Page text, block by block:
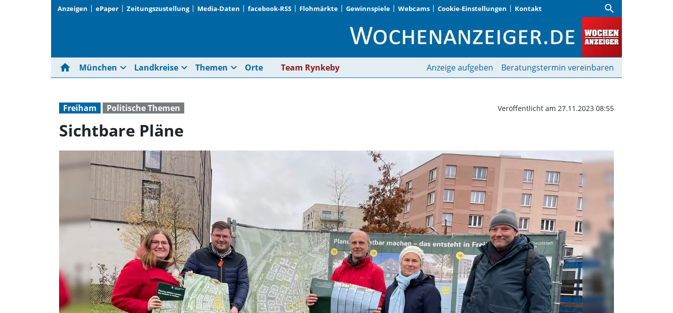
Anzeigen ePaper Zeitungszustellung Media-Daten facebook-RSS Flohmärkte Gewinnspiele Webcams Cookie-Einstellungen Kontakt search
Sichtbare Pläne | Wochenanzeiger
home München expand_more Landkreise expand_more Themen expand_more Orte Team Rynkeby Anzeige aufgeben Beratungstermin vereinbaren
Freiham Politische Themen Veröffentlicht am 27.11.2023 08:55
Sichtbare Pläne